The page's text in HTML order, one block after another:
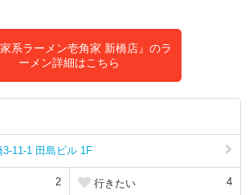
家系ラーメン壱角家 新橋店』のラ
ーメン詳細はこちら
11-1 田島ビル 1F
2 行きたい 4